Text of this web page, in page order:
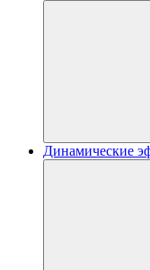
Динамические